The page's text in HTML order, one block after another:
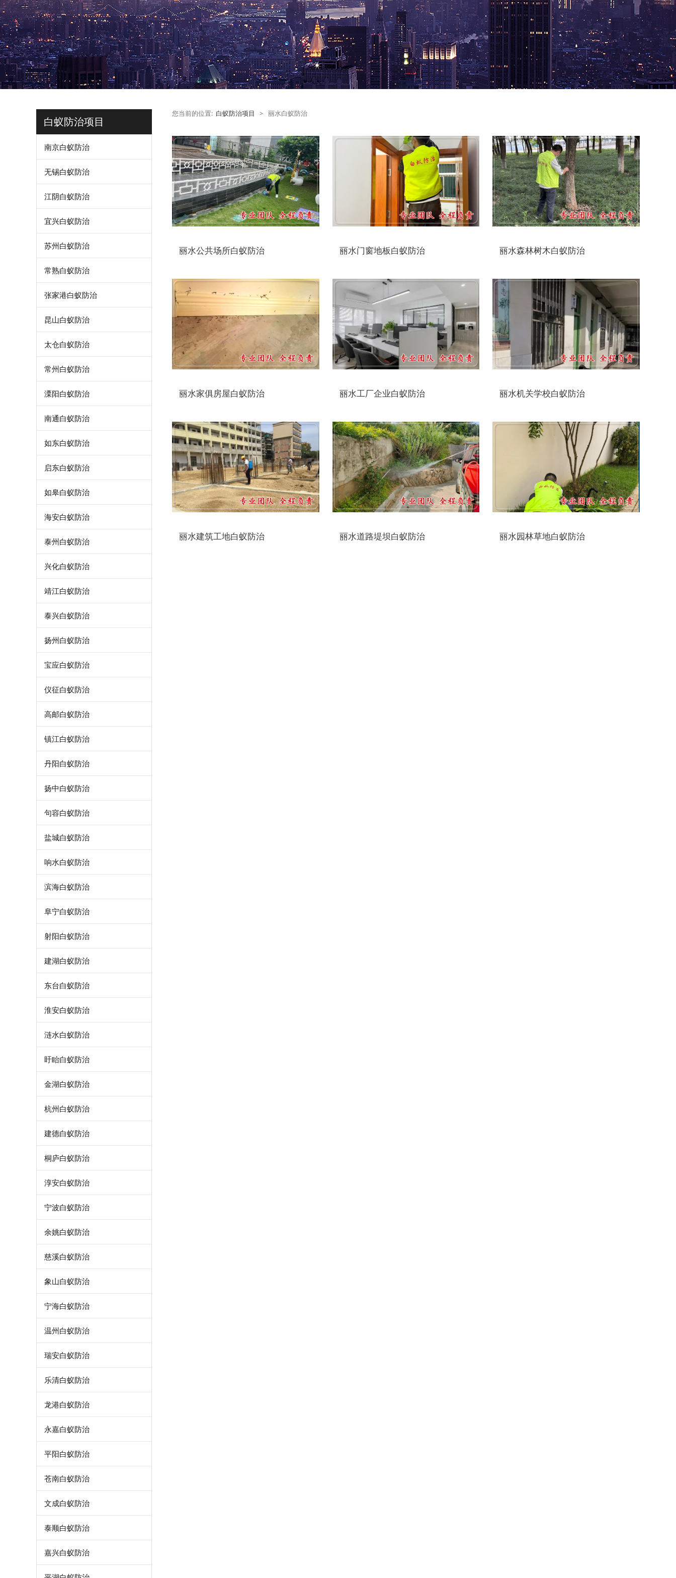
白蚁防治项目
南京白蚁防治
无锡白蚁防治
江阴白蚁防治
宜兴白蚁防治
苏州白蚁防治
常熟白蚁防治
张家港白蚁防治
昆山白蚁防治
太仓白蚁防治
常州白蚁防治
溧阳白蚁防治
南通白蚁防治
如东白蚁防治
启东白蚁防治
如皋白蚁防治
海安白蚁防治
泰州白蚁防治
兴化白蚁防治
靖江白蚁防治
泰兴白蚁防治
扬州白蚁防治
宝应白蚁防治
仪征白蚁防治
高邮白蚁防治
镇江白蚁防治
丹阳白蚁防治
扬中白蚁防治
句容白蚁防治
盐城白蚁防治
响水白蚁防治
滨海白蚁防治
阜宁白蚁防治
射阳白蚁防治
建湖白蚁防治
东台白蚁防治
淮安白蚁防治
涟水白蚁防治
盱眙白蚁防治
金湖白蚁防治
杭州白蚁防治
建德白蚁防治
桐庐白蚁防治
淳安白蚁防治
宁波白蚁防治
余姚白蚁防治
慈溪白蚁防治
象山白蚁防治
宁海白蚁防治
温州白蚁防治
瑞安白蚁防治
乐清白蚁防治
龙港白蚁防治
永嘉白蚁防治
平阳白蚁防治
苍南白蚁防治
文成白蚁防治
泰顺白蚁防治
嘉兴白蚁防治
您当前的位置: 白蚁防治项目 > 丽水白蚁防治
丽水公共场所白蚁防治 丽水门窗地板白蚁防治 丽水森林树木白蚁防治
丽水家俱房屋白蚁防治 丽水工厂企业白蚁防治 丽水机关学校白蚁防治
丽水建筑工地白蚁防治 丽水道路堤坝白蚁防治 丽水园林草地白蚁防治